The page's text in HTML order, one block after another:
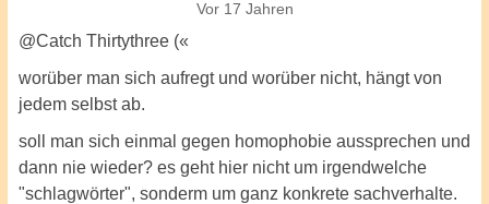
Vor 17 Jahren
@Catch Thirtythree («
worüber man sich aufregt und worüber nicht, hängt von
jedem selbst ab.
soll man sich einmal gegen homophobie aussprechen und
dann nie wieder? es geht hier nicht um irgendwelche
"schlagwörter", sonderm um ganz konkrete sachverhalte.